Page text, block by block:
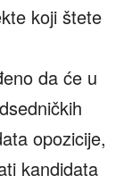
koji štete
da će u
opozicije,
kandidata